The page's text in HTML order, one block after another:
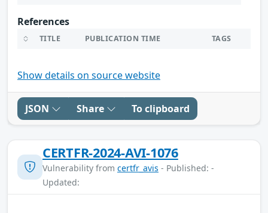
References
TITLE PUBLICATION TIME TAGS
Show details on source website
JSON Share To clipboard
CERTFR-2024-AVI-1076
Vulnerability from certfr_avis - Published: -
Updated: